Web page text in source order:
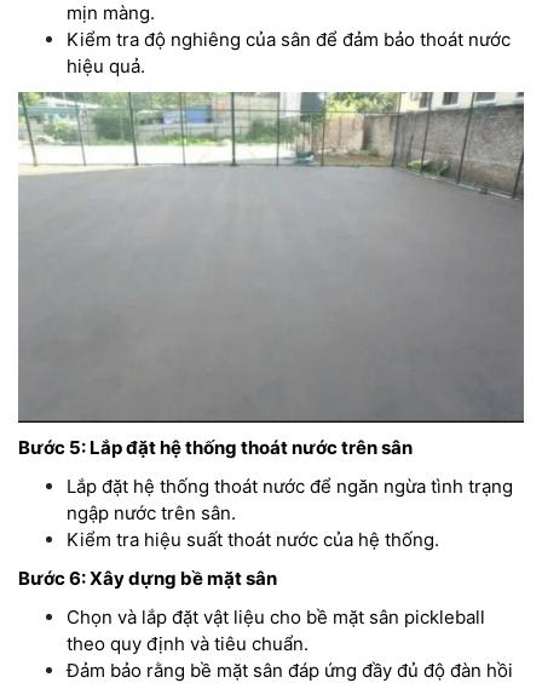
mịn màng.
Kiểm tra độ nghiêng của sân để đảm bảo thoát nước
hiệu quả.
Bước 5: Lắp đặt hệ thống thoát nước trên sân
Lắp đặt hệ thống thoát nước để ngăn ngừa tình trạng
ngập nước trên sân.
Kiểm tra hiệu suất thoát nước của hệ thống.
Bước 6: Xây dựng bề mặt sân
Chọn và lắp đặt vật liệu cho bề mặt sân pickleball
theo quy định và tiêu chuẩn.
Đảm bảo rằng bề mặt sân đáp ứng đầy đủ độ đàn hồi